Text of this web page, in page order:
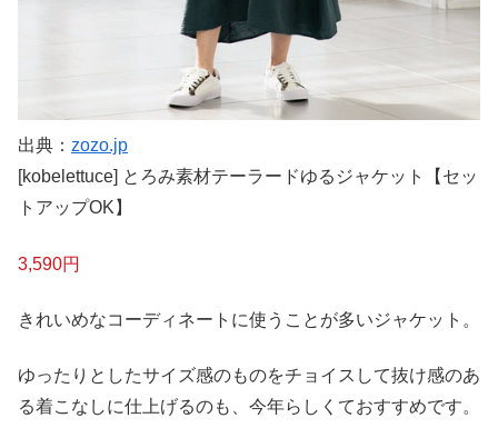
出典： zozo.jp
[kobelettuce] とろみ素材テーラードゆるジャケット【セッ
トアップOK】
3,590円
きれいめなコーディネートに使うことが多いジャケット。
ゆったりとしたサイズ感のものをチョイスして抜け感のあ
る着こなしに仕上げるのも、今年らしくておすすめです。